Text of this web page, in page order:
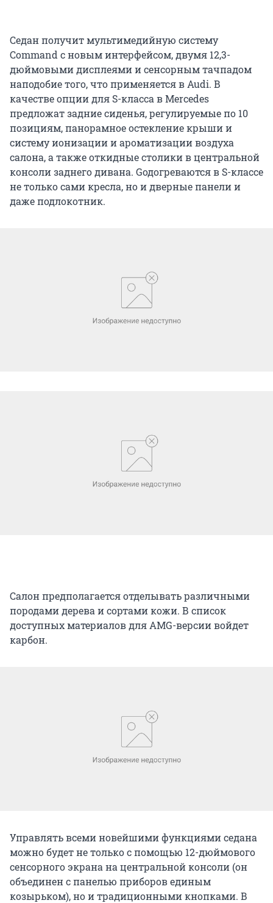
Седан получит мультимедийную систему
Command с новым интерфейсом, двумя 12,3-
дюймовыми дисплеями и сенсорным тачпадом
наподобие того, что применяется в Audi. В
качестве опции для S-класса в Mercedes
предложат задние сиденья, регулируемые по 10
позициям, панорамное остекление крыши и
систему ионизации и ароматизации воздуха
салона, а также откидные столики в центральной
консоли заднего дивана. Gодогреваются в S-классе
не только сами кресла, но и дверные панели и
даже подлокотник.
Салон предполагается отделывать различными
породами дерева и сортами кожи. В список
доступных материалов для AMG-версии войдет
карбон.
Управлять всеми новейшими функциями седана
можно будет не только с помощью 12-дюймового
сенсорного экрана на центральной консоли (он
объединен с панелью приборов единым
козырьком), но и традиционными кнопками. В